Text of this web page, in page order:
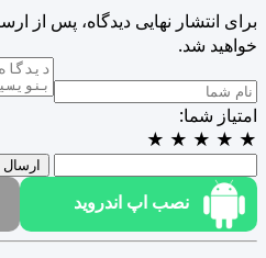
برای انتشار نهایی دیدگاه، پس از
خواهید شد.
امتیاز شما:
★
★
★
★
★
ارسال
نصب اپ اندروید